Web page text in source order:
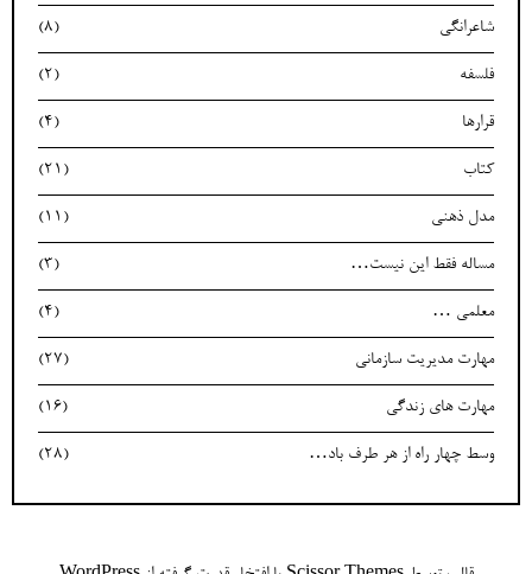
شاعرانگی (8)
فلسفه (2)
قرارها (4)
کتاب (21)
مدل ذهنی (11)
مساله فقط این نیست… (3)
معلمی … (4)
مهارت مدیریت سازمانی (27)
مهارت های زندگی (16)
وسط چهار راه از هر طرف باد… (28)